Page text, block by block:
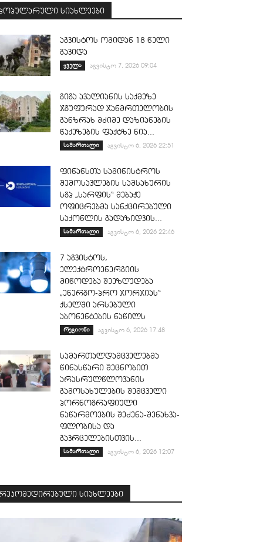
სიახლეები
აგვისტოს ომიდან 18 წელი
გავიდა
ყველა აგვისტო 7, 2026 09:04
გიგა ავალიანის საქმეზე
ჯგუფურად ჯანმრთელობის
განზრახ მძიმე დაზიანების
წაქეზების ფაქტზე ნია...
სამართალი აგვისტო 6, 2026 22:51
ფინანსთა სამინისტროს
შემოსავლების სამსახურის
სგპ „სარფის“ მებაჟე
ოფიცრებმა სანქცირებული
საქონლის გადაზიდვის...
სამართალი აგვისტო 6, 2026 22:46
7 აგვისტოს,
ელექტროენერგიის
მიწოდება შეეზღუდება
„ენერგო-პრო ჯორჯიას“
ქსელში არსებული
აბონენტების ნაწილს
რეგიონი აგვისტო 6, 2026 17:48
სამართალდამცველებმა
წინასწარი შეცნობით
არასრულწლოვანის
გამოსახულების შემცველი
პორნოგრაფიული
ნაწარმოების შეძენა-შენახვა-
ფლობისა და
გავრცელებისთვის...
სამართალი აგვისტო 6, 2026 12:07
რეკომედირებული სიახლეები